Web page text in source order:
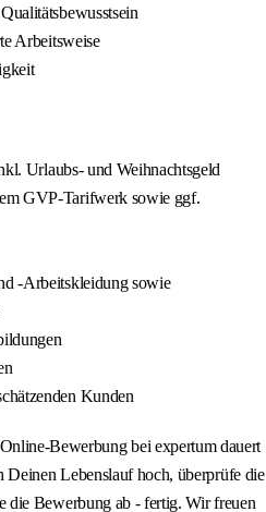
Arbeitsweise
Urlaubs- und Weihnachtsgeld
GVP-Tarifwerk sowie ggf.
-Arbeitskleidung sowie
Kunden
Bewerbung bei expertum dauert
Lebenslauf hoch, überprüfe die
die Bewerbung ab - fertig. Wir freuen